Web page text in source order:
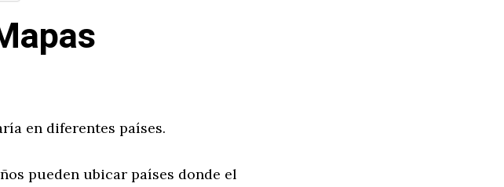
en diferentes países.
pueden ubicar países donde el